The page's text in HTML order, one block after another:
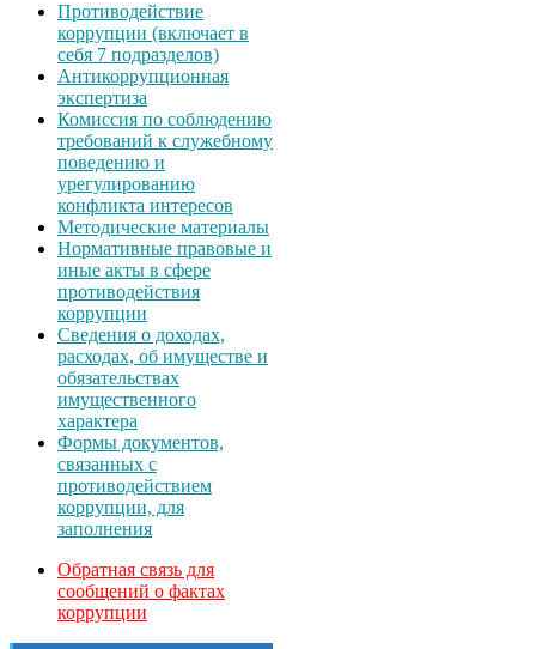
Противодействие
коррупции (включает в
себя 7 подразделов)
Антикоррупционная
экспертиза
Комиссия по соблюдению
требований к служебному
поведению и
урегулированию
конфликта интересов
Методические материалы
Нормативные правовые и
иные акты в сфере
противодействия
коррупции
Сведения о доходах,
расходах, об имуществе и
обязательствах
имущественного
характера
Формы документов,
связанных с
противодействием
коррупции, для
заполнения
Обратная связь для
сообщений о фактах
коррупции